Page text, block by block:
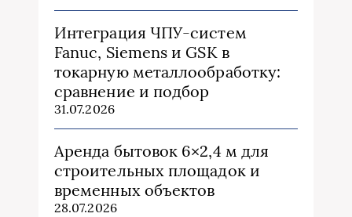
Интеграция ЧПУ-систем
Fanuc, Siemens и GSK в
токарную металлообработку:
сравнение и подбор
31.07.2026
Аренда бытовок 6×2,4 м для
строительных площадок и
временных объектов
28.07.2026